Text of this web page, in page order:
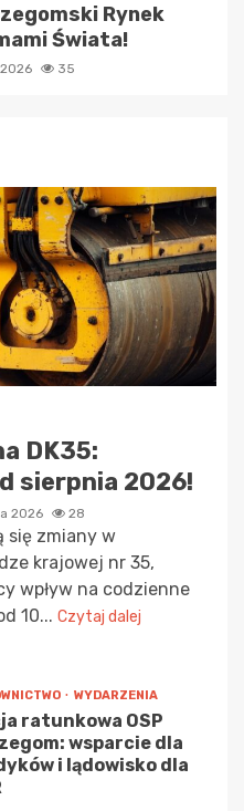
Rynek
Świata!
35
DK35:
sierpnia 2026!
2026 28
się zmiany w
krajowej nr 35,
wpływ na codzienne
10... Czytaj dalej
WYDARZENIA
ratunkowa OSP
wsparcie dla
i lądowisko dla